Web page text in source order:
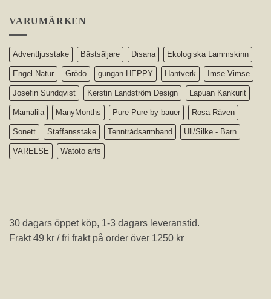
VARUMÄRKEN
Adventljusstake Bästsäljare Disana Ekologiska Lammskinn
Engel Natur Grödo gungan HEPPY Hantverk Imse Vimse
Josefin Sundqvist Kerstin Landström Design Lapuan Kankurit
Mamalila ManyMonths Pure Pure by bauer Rosa Räven
Sonett Staffansstake Tenntrådsarmband Ull/Silke - Barn
VARELSE Watoto arts
30 dagars öppet köp, 1-3 dagars leveranstid.
Frakt 49 kr / fri frakt på order över 1250 kr